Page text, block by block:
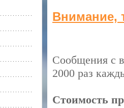
Внимание,
Сообщения с
2000 раз
Стоимость